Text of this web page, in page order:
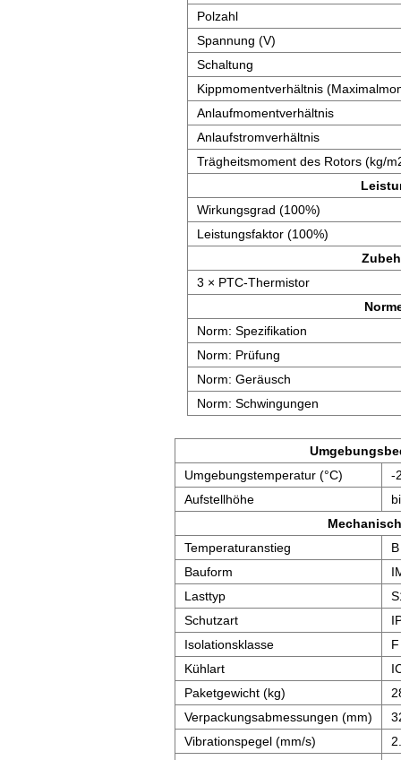
Polzahl
Spannung (V)
Schaltung
Kippmomentverhältnis
Anlaufmomentverhältnis
Anlaufstromverhältnis
Trägheitsmoment des Rotors (kg/
Wirkungsgrad (100%)
Leistungsfaktor (100%)
3 × PTC-Thermistor
Norm: Spezifikation
Norm: Prüfung
Norm: Geräusch
Norm: Schwingungen
Umgebungstemperatur (°C)
-
Aufstellhöhe
Temperaturanstieg
B
Bauform
Lasttyp
Schutzart
Isolationsklasse
F
Kühlart
Paketgewicht (kg)
Verpackungsabmessungen (mm)
Vibrationspegel (mm/s)